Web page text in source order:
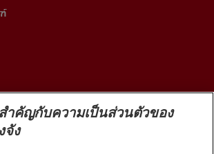
ำคัญกับความเป็นส่วนตัวของ
จัง